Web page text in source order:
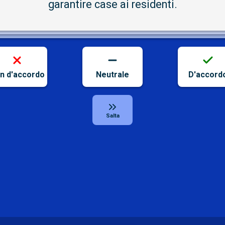
garantire case ai residenti.
d'accordo Neutrale
Salta